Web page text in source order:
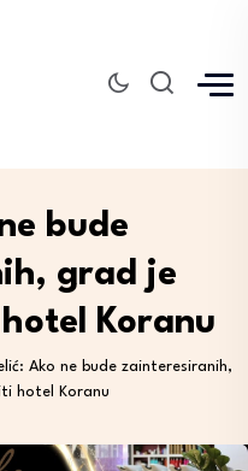
bude
grad je
Koranu
Ako ne bude zainteresiranih,
hotel Koranu